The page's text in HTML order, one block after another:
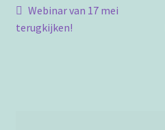
Bericht
navigatie
Vorig
bericht:
Webinar van 17 mei
terugkijken!